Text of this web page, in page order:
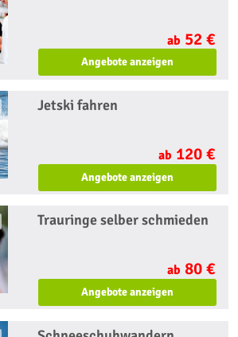
ab 52 €
Angebote anzeigen
Jetski fahren
ab 120 €
Angebote anzeigen
Trauringe selber schmieden
ab 80 €
Angebote anzeigen